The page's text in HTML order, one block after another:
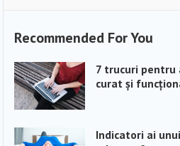
Recommended For You
7 trucuri
curat și
Indicatori ai